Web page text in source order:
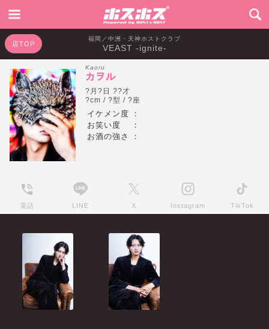
福岡／中洲・天神ホストクラブ
VEAST -ignite-
店TOP
Kaoru
カヲル
?月?日 ??才
?cm / ?型 / ?座
イケメン度
：
お笑い度
：
お酒の強さ
：
電話 LINE X Instagram TikTok